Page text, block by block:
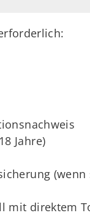
Jahre)
mit direktem